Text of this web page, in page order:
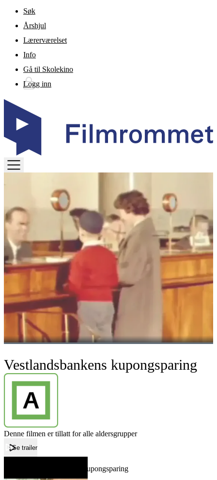
Gå til hovedinnhold
Søk
Årshjul
Lærerværelset
Info
Gå til Skolekino
Logg inn
Vestlandsbankens kupongsparing
Denne filmen er tillatt for alle aldersgrupper
Se trailer
Vestlandsbankens kupongsparing